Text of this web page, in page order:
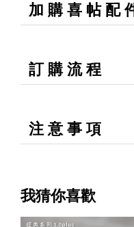
加 購 喜 帖 配
訂 購 流 程
注 意 事 項
我猜你喜歡